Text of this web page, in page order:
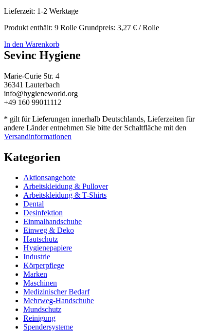
Lieferzeit: 1-2 Werktage
Produkt enthält: 9 Rolle Grundpreis: 3,27 € /Rolle
In den Warenkorb
Sevinc Hygiene
Marie-Curie Str. 4
36341 Lauterbach
info@hygieneworld.org
+49 160 99011112
* gilt für Lieferungen innerhalb Deutschlands, Lieferzeiten für
andere Länder entnehmen Sie bitte der Schaltfläche mit den
Versandinformationen
Kategorien
Aktionsangebote
Arbeitskleidung & Pullover
Arbeitskleidung & T-Shirts
Dental
Desinfektion
Einmalhandschuhe
Einweg & Deko
Hautschutz
Hygienepapiere
Industrie
Körperpflege
Marken
Maschinen
Medizinischer Bedarf
Mehrweg-Handschuhe
Mundschutz
Reinigung
Spendersysteme